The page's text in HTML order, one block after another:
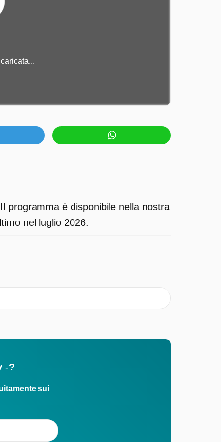
programma è disponibile nella nostra
nel luglio 2026.
-?
sui